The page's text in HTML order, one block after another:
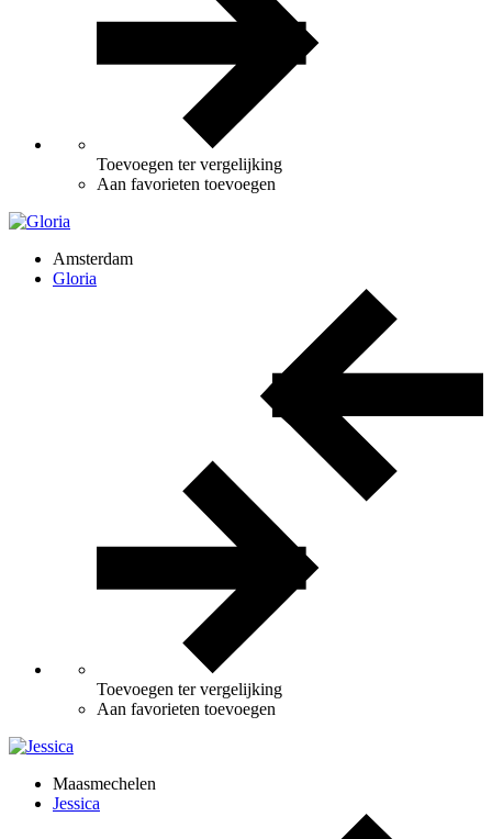
Toevoegen ter vergelijking
Aan favorieten toevoegen
Amsterdam
Gloria
Toevoegen ter vergelijking
Aan favorieten toevoegen
Maasmechelen
Jessica